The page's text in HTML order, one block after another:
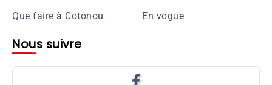
Que faire à Cotonou
En vogue
Nous suivre